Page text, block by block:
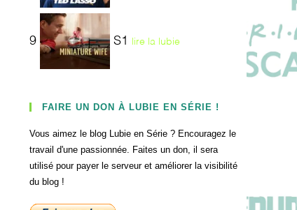
9 S1 lire la lubie
FAIRE UN DON À LUBIE EN SÉRIE !
Vous aimez le blog Lubie en Série ? Encouragez le
travail d'une passionnée. Faites un don, il sera
utilisé pour payer le serveur et améliorer la visibilité
du blog !